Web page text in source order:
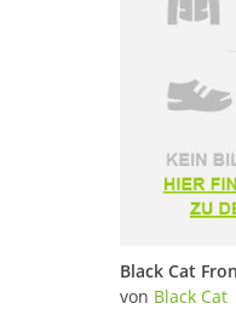
von Black Cat